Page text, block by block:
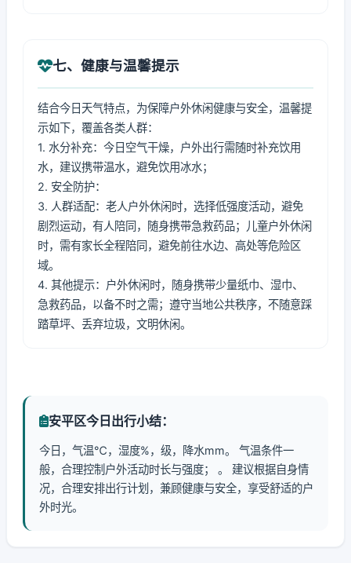
七、健康与温馨提示
结合今日天气特点，为保障户外休闲健康与安全，温馨提
示如下，覆盖各类人群：
1. 水分补充：今日空气干燥，户外出行需随时补充饮用
水，建议携带温水，避免饮用冰水；
2. 安全防护：
3. 人群适配：老人户外休闲时，选择低强度活动，避免
剧烈运动，有人陪同，随身携带急救药品；儿童户外休闲
时，需有家长全程陪同，避免前往水边、高处等危险区
域。
4. 其他提示：户外休闲时，随身携带少量纸巾、湿巾、
急救药品，以备不时之需；遵守当地公共秩序，不随意踩
踏草坪、丢弃垃圾，文明休闲。
安平区今日出行小结：
今日，气温℃，湿度%，级，降水mm。 气温条件一
般，合理控制户外活动时长与强度； 。 建议根据自身情
况，合理安排出行计划，兼顾健康与安全，享受舒适的户
外时光。